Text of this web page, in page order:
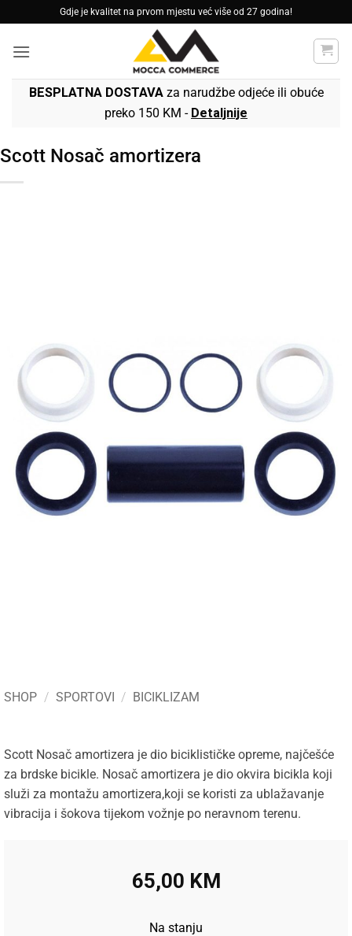
to
content
Gdje je kvalitet na prvom mjestu već više od 27 godina!
BESPLATNA DOSTAVAza narudžbe odjeće ili obuće
preko 150 KM - Detaljnije
Scott Nosač amortizera
SHOP / SPORTOVI / BICIKLIZAM
Scott Nosač amortizera je dio biciklističke opreme, najčešće
za brdske bicikle. Nosač amortizera je dio okvira bicikla koji
služi za montažu amortizera,koji se koristi za ublažavanje
vibracija i šokova tijekom vožnje po neravnom terenu.
65,00 KM
Na stanju